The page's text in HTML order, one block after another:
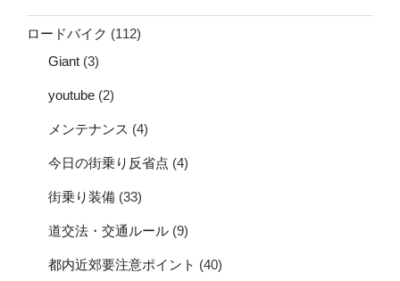
ロードバイク (112)
Giant (3)
youtube (2)
メンテナンス (4)
今日の街乗り反省点 (4)
街乗り装備 (33)
道交法・交通ルール (9)
都内近郊要注意ポイント (40)